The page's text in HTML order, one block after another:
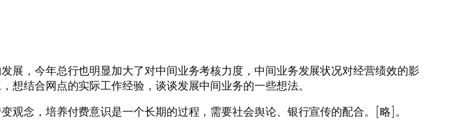
展，今年总行也明显加大了对中间业务考核力度，中间业务发展状况对经营绩效的影
想结合网点的实际工作经验，谈谈发展中间业务的一些想法。
观念，培养付费意识是一个长期的过程，需要社会舆论、银行宣传的配合。[略]。